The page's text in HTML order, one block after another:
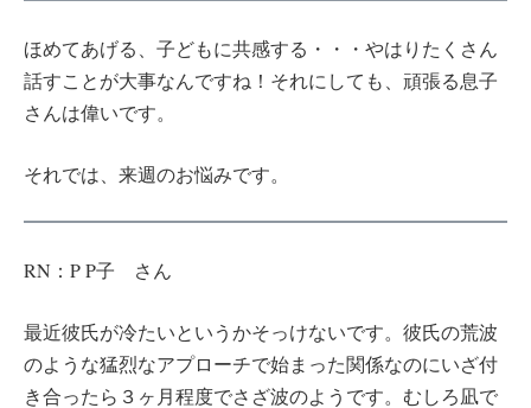
ほめてあげる、子どもに共感する・・・やはりたくさん
話すことが大事なんですね！それにしても、頑張る息子
さんは偉いです。
それでは、来週のお悩みです。
RN：P P子 さん
最近彼氏が冷たいというかそっけないです。彼氏の荒波
のような猛烈なアプローチで始まった関係なのにいざ付
き合ったら３ヶ月程度でさざ波のようです。むしろ凪で